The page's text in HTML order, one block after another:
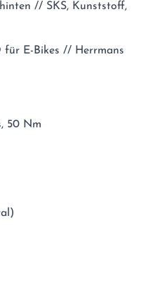
// SKS, Kunststoff,
für E-Bikes // Herrmans
50 Nm